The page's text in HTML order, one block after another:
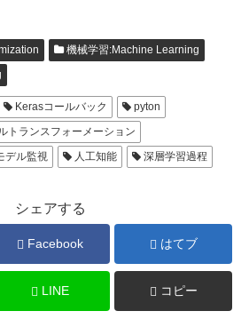
機械学習:Machine Learning
Kerasコールバック
pyton
トランスフォーメーション
デル監視 人工知能 深層学習過程
シェアする
Facebook はてブ
LINE コピー